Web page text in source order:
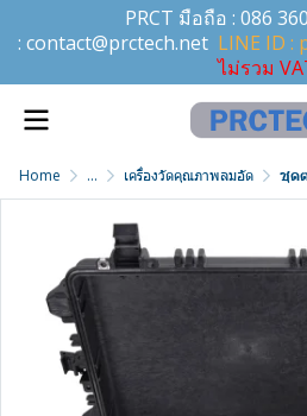
PRCT มือถือ : 086
: contact@prctech.net LINE ID :
ไม่รวม
Home ... เครื่องวัดคุณภาพลมอัด ชุดต